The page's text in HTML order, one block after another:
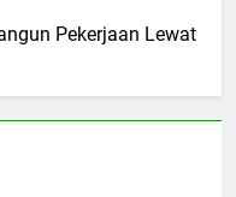
Pekerjaan Lewat